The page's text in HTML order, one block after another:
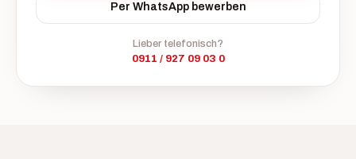
Per WhatsApp bewerben
Lieber telefonisch?
0911 / 927 09 03 0